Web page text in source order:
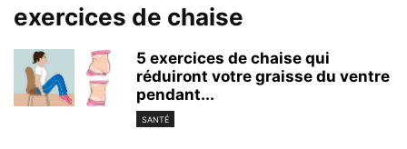
exercices de chaise
5 exercices de chaise qui
réduiront votre graisse du ventre
pendant...
SANTÉ